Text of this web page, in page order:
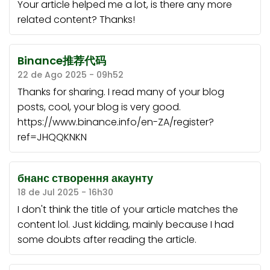
Your article helped me a lot, is there any more
related content? Thanks!
Binance推荐代码
22 de Ago 2025 - 09h52
Thanks for sharing. I read many of your blog
posts, cool, your blog is very good.
https://www.binance.info/en-ZA/register?
ref=JHQQKNKN
бнанс створення акаунту
18 de Jul 2025 - 16h30
I don't think the title of your article matches the
content lol. Just kidding, mainly because I had
some doubts after reading the article.